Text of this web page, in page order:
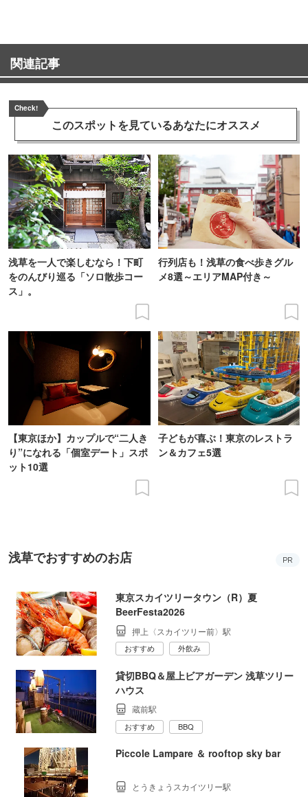
関連記事
Check!
このスポットを見ているあなたにオススメ
浅草を一人で楽しむなら！下町
をのんびり巡る「ソロ散歩コー
ス」。
行列店も！浅草の食べ歩きグル
メ8選～エリアMAP付き～
【東京ほか】カップルで“二人き
り”になれる「個室デート」スポ
ット10選
子どもが喜ぶ！東京のレストラ
ン＆カフェ5選
浅草でおすすめのお店 PR
東京スカイツリータウン（R）夏
BeerFesta2026
押上〈スカイツリー前〉駅
おすすめ 外飲み
貸切BBQ＆屋上ビアガーデン 浅草ツリー
ハウス
蔵前駅
おすすめ BBQ
Piccole Lampare ＆ rooftop sky bar
とうきょうスカイツリー駅